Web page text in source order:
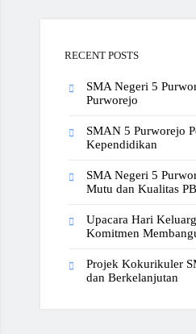
RECENT POSTS
SMA Negeri 5
Purworejo
SMAN 5 Purworejo
Kependidikan
SMA Negeri 5
Mutu dan Kualitas
Upacara Hari
Komitmen
Projek Kokurikuler
dan Berkelanjutan